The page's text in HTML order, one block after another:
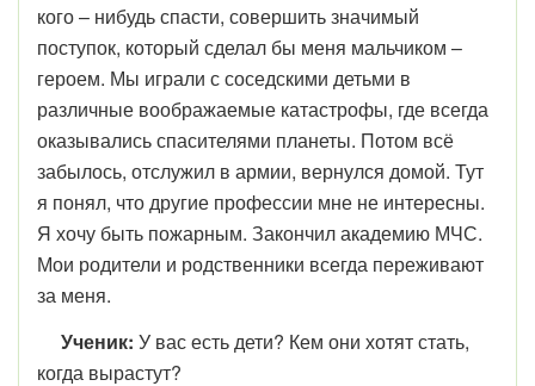
кого – нибудь спасти, совершить значимый
поступок, который сделал бы меня мальчиком –
героем. Мы играли с соседскими детьми в
различные воображаемые катастрофы, где всегда
оказывались спасителями планеты. Потом всё
забылось, отслужил в армии, вернулся домой. Тут
я понял, что другие профессии мне не интересны.
Я хочу быть пожарным. Закончил академию МЧС.
Мои родители и родственники всегда переживают
за меня.
Ученик: У вас есть дети? Кем они хотят стать,
когда вырастут?